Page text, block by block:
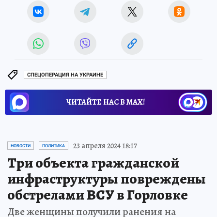
СПЕЦОПЕРАЦИЯ НА УКРАИНЕ
ЧИТАЙТЕ НАС В МАХ!
НОВОСТИ ПОЛИТИКА 23 апреля 2024 18:17
Три объекта гражданской
инфраструктуры повреждены
обстрелами ВСУ в Горловке
Две женщины получили ранения на